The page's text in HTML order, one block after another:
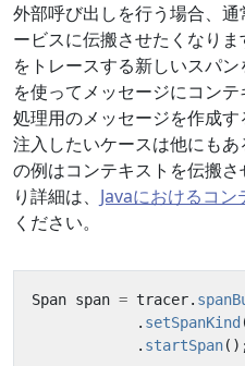
外部呼び出しを行う場合、
ービスに伝搬させたくなり
をトレースする新しいスパン
を使ってメッセージにコン
処理用のメッセージを作成
注入したいケースは他にも
の例はコンテキストを伝搬
り詳細は、 Javaにおけるコ
ください。
Span span = tracer.
. setSpanKind
. startSpan